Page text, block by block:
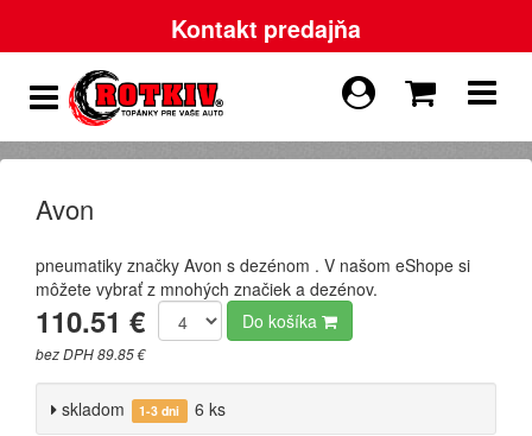
Kontakt predajňa
Avon
pneumatiky značky Avon s dezénom . V našom eShope si
môžete vybrať z mnohých značiek a dezénov.
110.51 €
bez DPH 89.85 €
Do košíka
skladom 1-3 dni 6 ks